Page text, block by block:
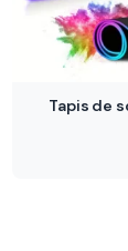
Tapis de